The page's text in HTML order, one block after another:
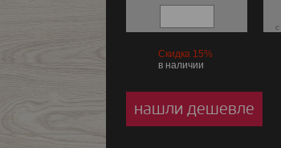
Скидка 15%
в наличии
нашли дешевле